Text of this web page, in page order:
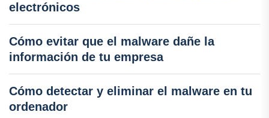
electrónicos
Cómo evitar que el malware dañe la
información de tu empresa
Cómo detectar y eliminar el malware en tu
ordenador